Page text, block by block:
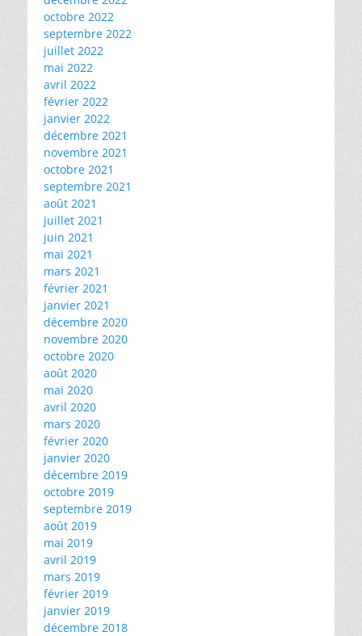
octobre 2022
septembre 2022
juillet 2022
mai 2022
avril 2022
février 2022
janvier 2022
décembre 2021
novembre 2021
octobre 2021
septembre 2021
août 2021
juillet 2021
juin 2021
mai 2021
mars 2021
février 2021
janvier 2021
décembre 2020
novembre 2020
octobre 2020
août 2020
mai 2020
avril 2020
mars 2020
février 2020
janvier 2020
décembre 2019
octobre 2019
septembre 2019
août 2019
mai 2019
avril 2019
mars 2019
février 2019
janvier 2019
décembre 2018